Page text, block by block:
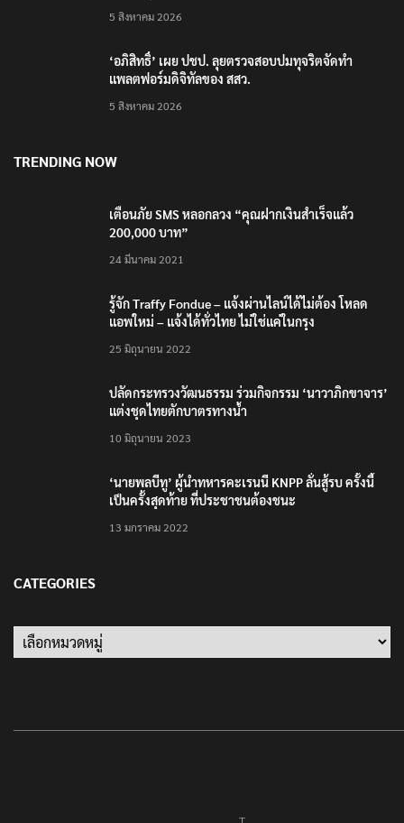
5 สิงหาคม 2026
‘อภิสิทธิ์’ เผย ปชป. ลุยตรวจสอบปมทุจริตจัดทำ
แพลตฟอร์มดิจิทัลของ สสว.
5 สิงหาคม 2026
TRENDING NOW
เตือนภัย SMS หลอกลวง “คุณฝากเงินสำเร็จแล้ว
200,000 บาท”
24 มีนาคม 2021
รู้จัก Traffy Fondue – แจ้งผ่านไลน์ได้ไม่ต้อง โหลด
แอพใหม่ – แจ้งได้ทั่วไทย ไม่ใช่แค่ในกรุง
25 มิถุนายน 2022
ปลัดกระทรวงวัฒนธรรม ร่วมกิจกรรม ‘นาวาภิกขาจาร’
แต่งชุดไทยตักบาตรทางน้ำ
10 มิถุนายน 2023
‘นายพลบีทู’ ผู้นำทหารคะเรนนี KNPP ลั่นสู้รบ ครั้งนี้
เป็นครั้งสุดท้าย ที่ประชาชนต้องชนะ
13 มกราคม 2022
CATEGORIES
Categories